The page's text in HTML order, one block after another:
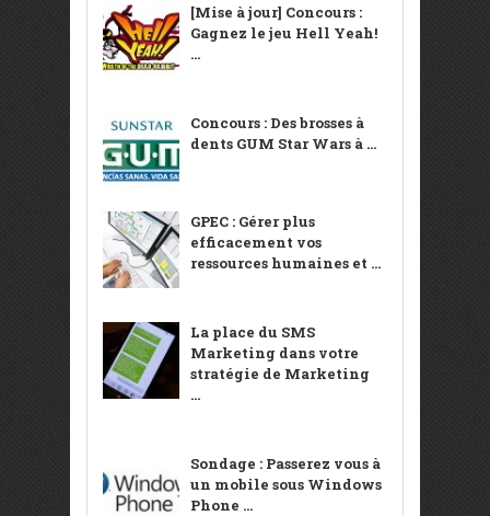
[Mise à jour] Concours :
Gagnez le jeu Hell Yeah!
...
Concours : Des brosses à
dents GUM Star Wars à ...
GPEC : Gérer plus
efficacement vos
ressources humaines et ...
La place du SMS
Marketing dans votre
stratégie de Marketing
...
Sondage : Passerez vous à
un mobile sous Windows
Phone ...